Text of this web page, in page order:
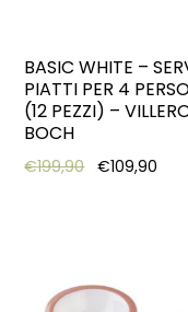
BASIC WHITE –
PIATTI PER 4
(12 PEZZI) –
BOCH
€199,90 Original
€109,90